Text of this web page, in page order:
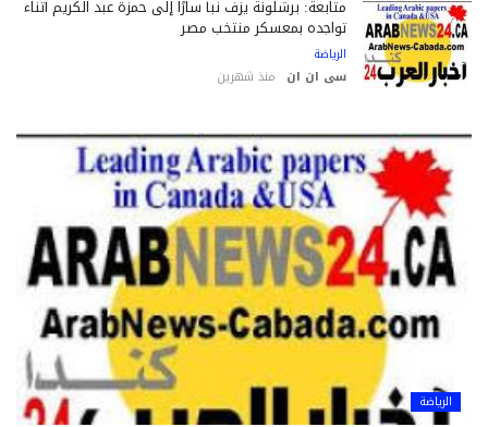
متابعة: برشلونة يزف نبأ سارًا إلى حمزة عبد الكريم أثناء
تواجده بمعسكر منتخب مصر
الرياضة
سى ان ان منذ شهرين
الرياضة